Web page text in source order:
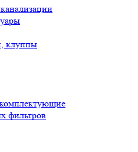
клуппы
фильтров